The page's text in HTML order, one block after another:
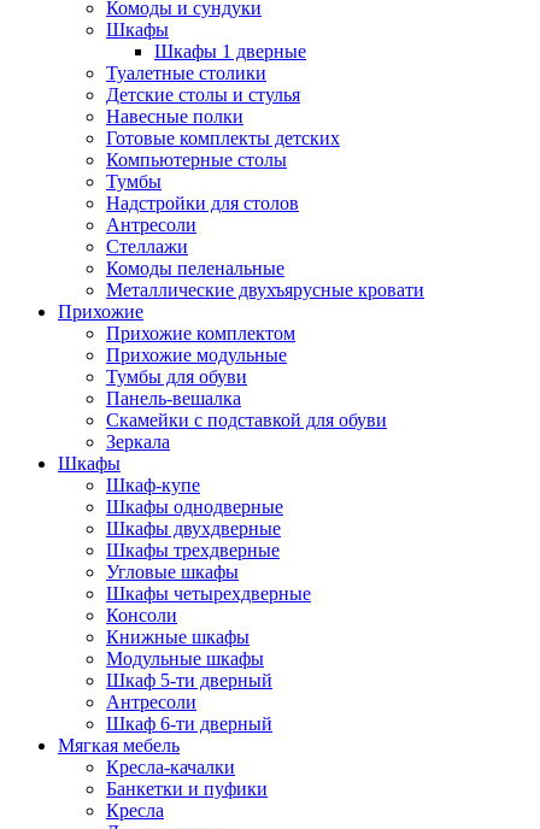
Комоды и сундуки
Шкафы
Шкафы 1 дверные
Туалетные столики
Детские столы и стулья
Навесные полки
Готовые комплекты детских
Компьютерные столы
Тумбы
Надстройки для столов
Антресоли
Стеллажи
Комоды пеленальные
Металлические двухъярусные кровати
Прихожие
Прихожие комплектом
Прихожие модульные
Тумбы для обуви
Панель-вешалка
Скамейки с подставкой для обуви
Зеркала
Шкафы
Шкаф-купе
Шкафы однодверные
Шкафы двухдверные
Шкафы трехдверные
Угловые шкафы
Шкафы четырехдверные
Консоли
Книжные шкафы
Модульные шкафы
Шкаф 5-ти дверный
Антресоли
Шкаф 6-ти дверный
Мягкая мебель
Кресла-качалки
Банкетки и пуфики
Кресла